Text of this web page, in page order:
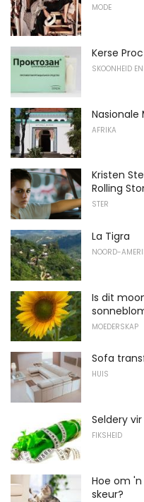
MODE
Kerse
SKOONHEID
Nasionale
AFRIKA
Kristen
Rolling
STER
La Tigra
NOORD-
Is dit
MOEDERSKAP
Sofa
HUIS
Seldery
FIKSHEID
Hoe om
skeur?